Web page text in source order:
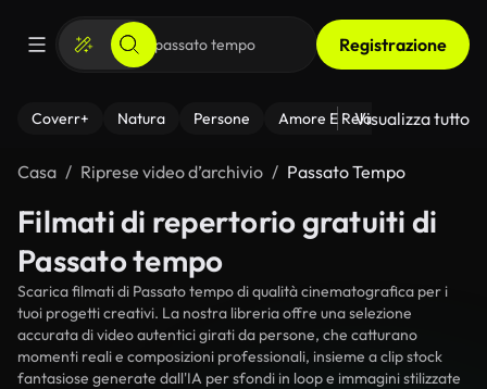
Registrazione
Coverr+ Natura Persone Amore E Relazioni Il
Visualizza tutto
Casa Riprese video d’archivio Passato Tempo
Filmati di repertorio gratuiti di
Passato tempo
Scarica filmati di Passato tempo di qualità cinematografica per i
tuoi progetti creativi. La nostra libreria offre una selezione
accurata di video autentici girati da persone, che catturano
momenti reali e composizioni professionali, insieme a clip stock
fantasiose generate dall'IA per sfondi in loop e immagini stilizzate